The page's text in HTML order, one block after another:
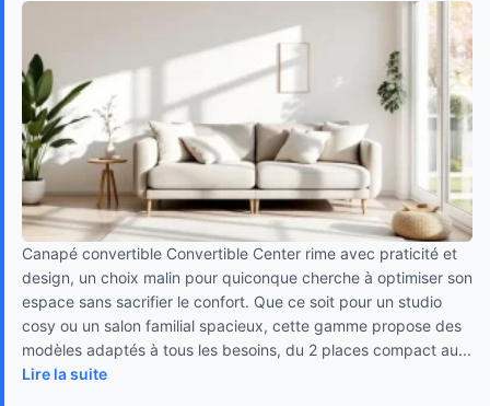
Canapé convertible Convertible Center rime avec praticité et
design, un choix malin pour quiconque cherche à optimiser son
espace sans sacrifier le confort. Que ce soit pour un studio
cosy ou un salon familial spacieux, cette gamme propose des
modèles adaptés à tous les besoins, du 2 places compact au...
Lire la suite